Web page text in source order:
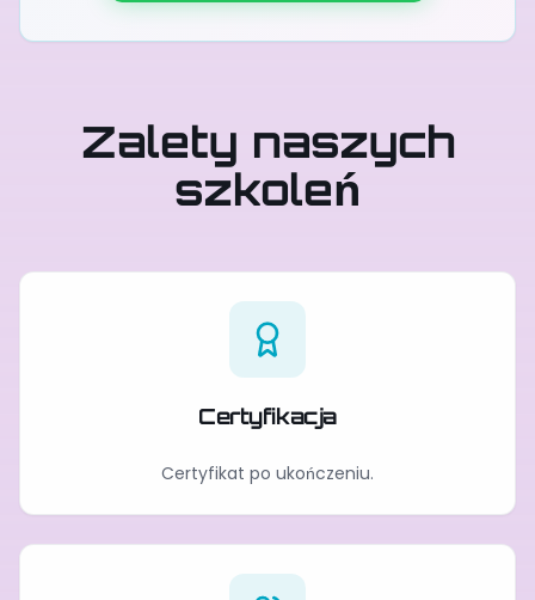
Zalety naszych
szkoleń
Certyfikacja
Certyfikat po ukończeniu.